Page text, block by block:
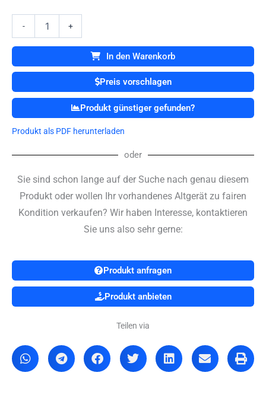
-
10101
-
op
raum
zubehör
+
In den Warenkorb
Preis vorschlagen
Produkt günstiger gefunden?
Produkt als PDF herunterladen
oder
Sie sind schon lange auf der Suche nach genau diesem
Produkt oder wollen Ihr vorhandenes Altgerät zu fairen
Kondition verkaufen? Wir haben Interesse, kontaktieren
Sie uns also sehr gerne:
Produkt anfragen
Produkt anbieten
Teilen via